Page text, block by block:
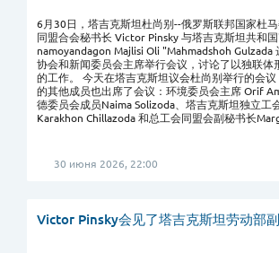
6月30日，塔吉克斯坦杜尚别--俄罗斯联邦国家杜
同盟合会秘书长 Victor Pinsky 与塔吉克斯坦共和
namoyandagon Majlisi Oli "Mahmadshoh Gulzada
协会和新闻委员会主席举行会议，讨论了以独联体
的工作。 今天在塔吉克斯坦议会杜尚别举行的会
的其他成员也出席了会议：环境委员会主席 Orif
德委员会成员Naima Solizoda、塔吉克斯坦独立工
Karakhon Chillazoda 和总工会同盟会副秘书长
30 июня 2026, 22:00
Victor Pinsky会见了塔吉克斯坦劳动部副